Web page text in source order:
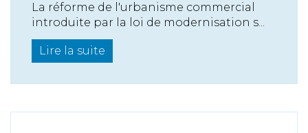
La réforme de l'urbanisme commercial
introduite par la loi de modernisation s...
Lire la suite